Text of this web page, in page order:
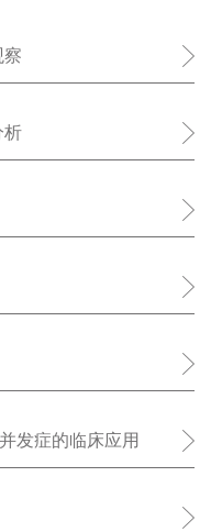
察
析
发症的临床应用